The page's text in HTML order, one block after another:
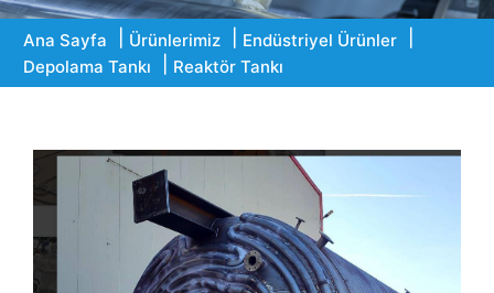
Ana Sayfa Ürünlerimiz
Endüstriyel Ürünler
Depolama Tankı
Reaktör Tankı